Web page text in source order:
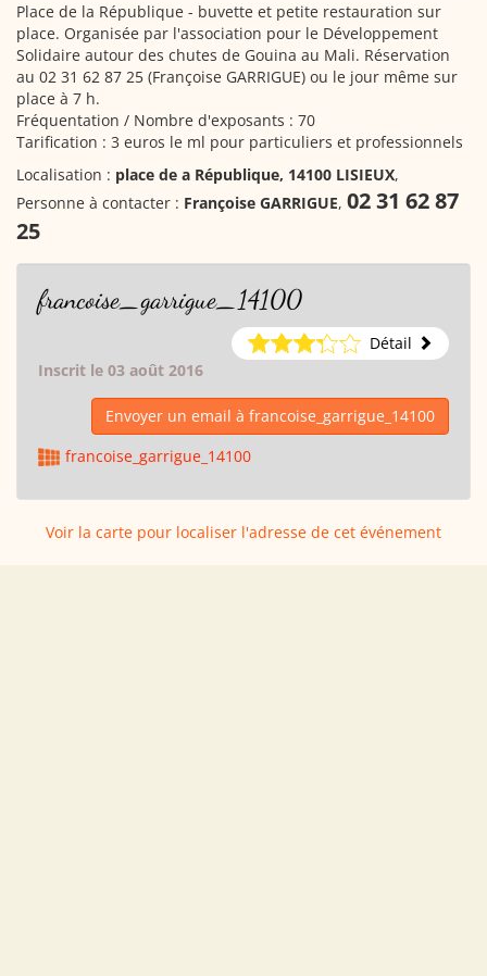
Place de la République - buvette et petite restauration sur
place. Organisée par l'association pour le Développement
Solidaire autour des chutes de Gouina au Mali. Réservation
au 02 31 62 87 25 (Françoise GARRIGUE) ou le jour même sur
place à 7 h.
Fréquentation / Nombre d'exposants : 70
Tarification : 3 euros le ml pour particuliers et professionnels
Localisation : place de a République, 14100 LISIEUX,
Personne à contacter : Françoise GARRIGUE, 02 31 62 87
25
francoise_garrigue_14100
Détail
Inscrit le 03 août 2016
Envoyer un email à francoise_garrigue_14100
francoise_garrigue_14100
Voir la carte pour localiser l'adresse de cet événement